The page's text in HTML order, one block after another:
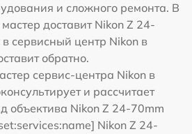
и сложного ремонта. В
доставит Nikon Z 24-
сервисный центр Nikon в
обратно.
сервис-центра Nikon в
и рассчитает
объектива Nikon Z 24-70mm
Nikon Z 24-